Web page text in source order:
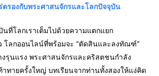
ตรองกับพระศาสนจักรและโลกปัจจุบัน
ที่โลกเราเต็มไปด้วยความแตกแยก
โลกออนไลน์ที่พร้อมจะ “ตัดสินและลงทัณฑ์”
รุนแรง พระศาสนจักรและคริสตชนกำลัง
ทายครั้งใหญ่ บทเรียนจากท่านทั้งสองให้แง่คิด